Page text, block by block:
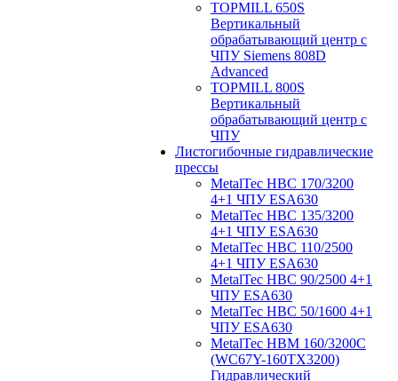
TOPMILL 650S
Вертикальный
обрабатывающий центр с
ЧПУ Siemens 808D
Advanced
TOPMILL 800S
Вертикальный
обрабатывающий центр с
ЧПУ
Листогибочные гидравлические
прессы
MetalTec HBС 170/3200
4+1 ЧПУ ESA630
MetalTec HBС 135/3200
4+1 ЧПУ ESA630
MetalTec HBС 110/2500
4+1 ЧПУ ESA630
MetalTec HBС 90/2500 4+1
ЧПУ ESA630
MetalTec HBС 50/1600 4+1
ЧПУ ESA630
MetalTec HBM 160/3200C
(WC67Y-160TX3200)
Гидравлический